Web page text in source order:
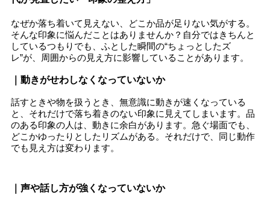
なぜか落ち着いて見えない、どこか品が足りない気がする。
そんな印象に悩んだことはありませんか？自分ではきちんと
しているつもりでも、ふとした瞬間の“ちょっとしたズ
レ”が、周囲からの見え方に影響していることがあります。
｜動きがせわしなくなっていないか
話すときや物を扱うとき、無意識に動きが速くなっている
と、それだけで落ち着きのない印象に見えてしまいます。品
のある印象の人は、動きに余白があります。急ぐ場面でも、
どこかゆったりとしたリズムがある。それだけで、同じ動作
でも見え方は変わります。
｜声や話し方が強くなっていないか